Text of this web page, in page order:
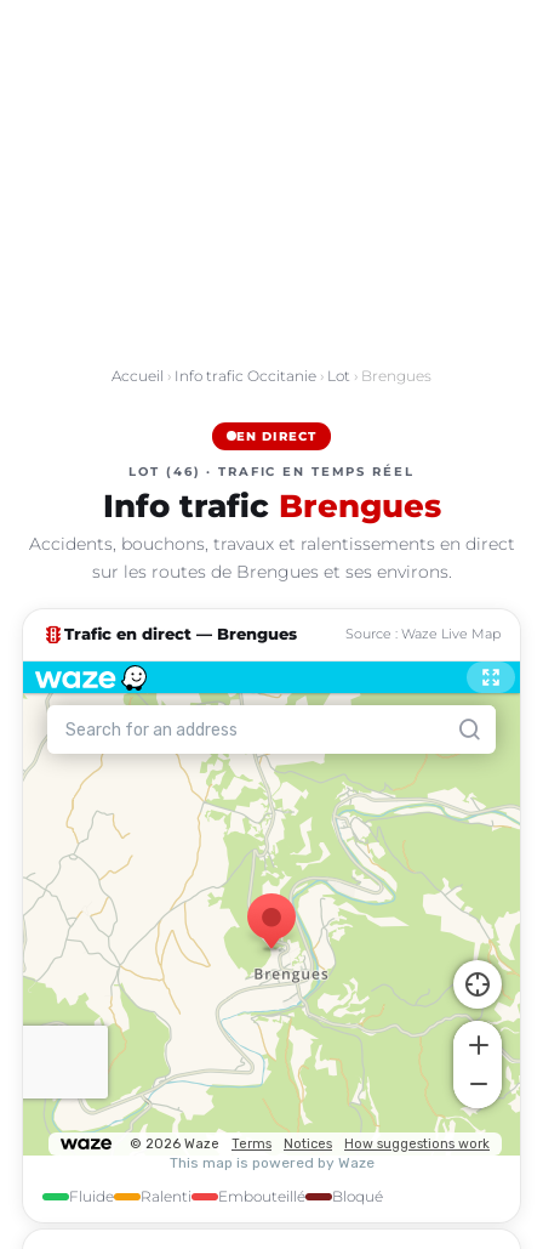
Accueil › Info trafic Occitanie › Lot › Brengues
EN DIRECT
LOT (46) · TRAFIC EN TEMPS RÉEL
Info trafic Brengues
Accidents, bouchons, travaux et ralentissements en direct
sur les routes de Brengues et ses environs.
traffic Trafic en direct — Brengues Source : Waze Live Map
Fluide Ralenti Embouteillé Bloqué